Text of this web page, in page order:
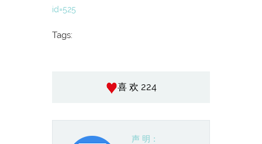
id=525
Tags:
喜 欢 224
声 明：